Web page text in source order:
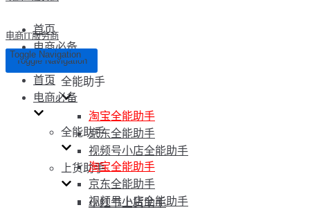
首页
电商必备
全能助手
淘宝全能助手
京东全能助手
视频号小店全能助手
上货助手
小红书上货助手
电商IT服务商
Toggle Navigation
Toggle Navigation
首页
电商必备
全能助手
淘宝全能助手
京东全能助手
视频号小店全能助手